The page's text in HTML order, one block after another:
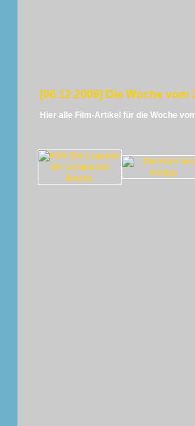
[06.12.2009] Die Woche vom
Hier alle Film-Artikel für die Woche